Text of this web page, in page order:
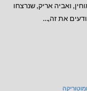
ואביה אריק, שנרצחו